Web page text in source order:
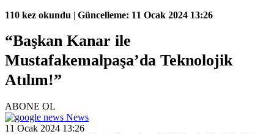
110 kez okundu | Güncelleme: 11 Ocak 2024 13:26
“Başkan Kanar ile
Mustafakemalpaşa’da Teknolojik
Atılım!”
ABONE OL
News
11 Ocak 2024 13:26